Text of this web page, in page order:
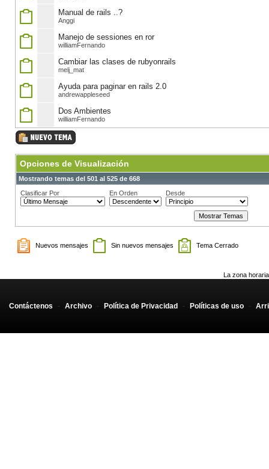
Manual de rails ..?
Anggi
Manejo de sessiones en ror
williamFernando
Cambiar las clases de rubyonrails
melj_mat
Ayuda para paginar en rails 2.0
andrewappleseed
Dos Ambientes
williamFernando
Opciones de Visualización
Mostrando temas del 501 al 525 de 668
Clasificar Por
En Orden Desde
Nuevos mensajes Sin nuevos mensajes Tema Cerrado
La zona
Contáctenos - Archivo - Política de Privacidad - Políticas de uso -